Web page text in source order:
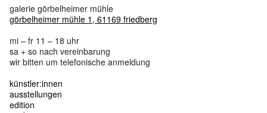
galerie görbelheimer mühle
görbelheimer mühle 1, 61169 friedberg
mi – fr 11 – 18 uhr
sa + so nach vereinbarung
wir bitten um telefonische anmeldung
künstler:innen
ausstellungen
edition